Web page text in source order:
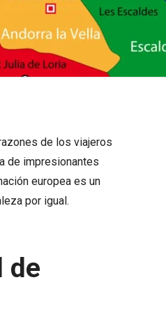
de los viajeros
de impresionantes
europea es un
por igual.
de